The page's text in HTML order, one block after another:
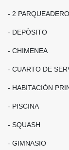
- 2
- DEPÒSITO
- CHIMENEA
- CUARTO DE
- HABITACIÓN
- PISCINA
- SQUASH
- GIMNASIO